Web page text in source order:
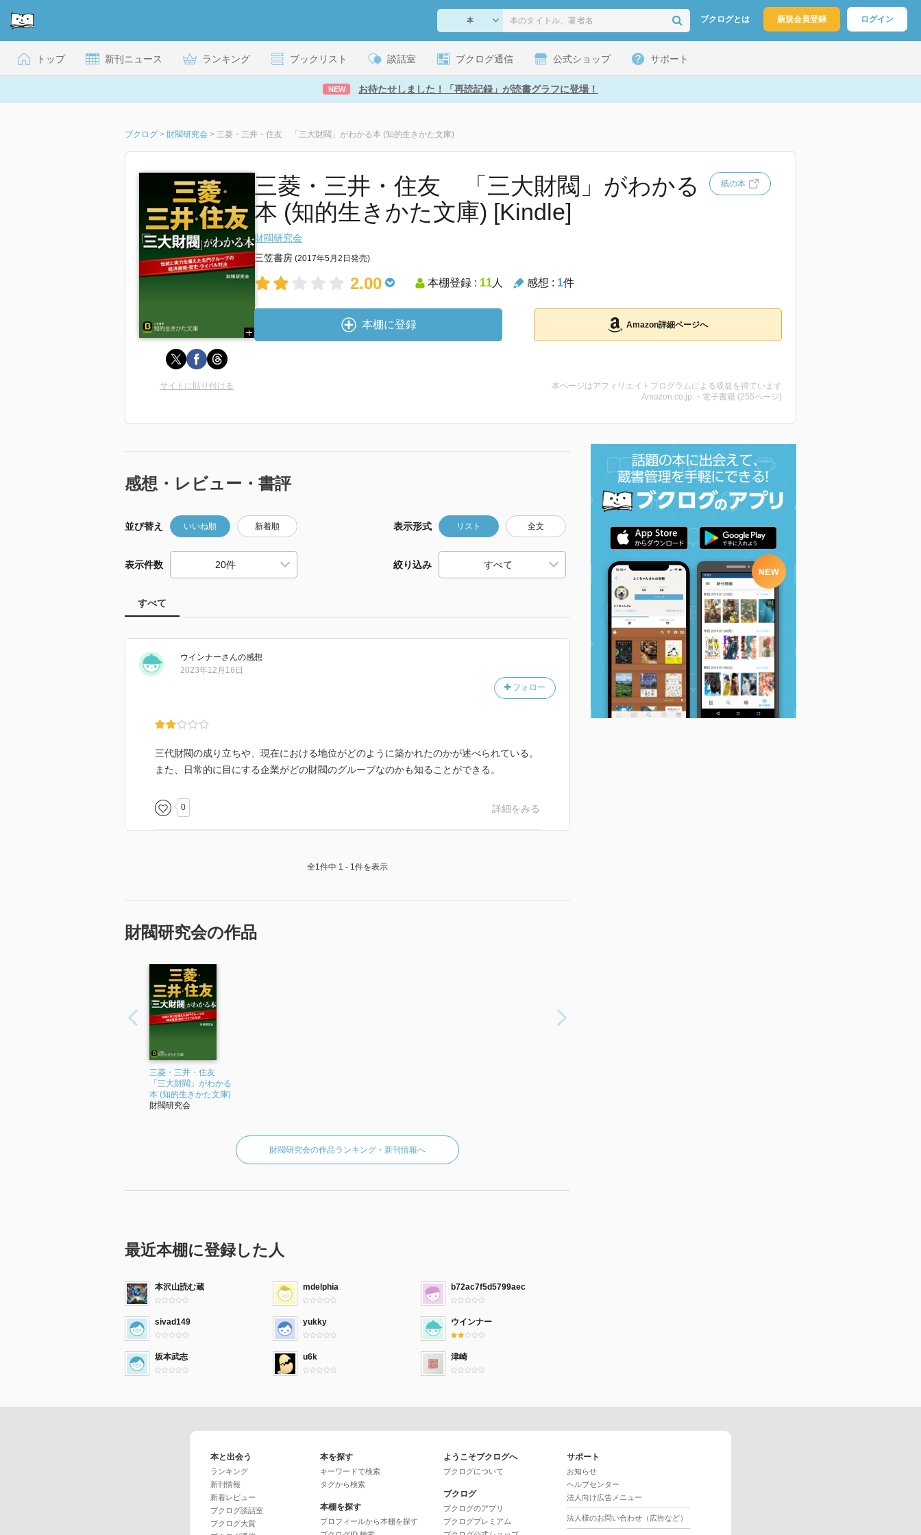
ブクログとは 新規会員登録 ログイン
トップ 新刊ニュース ランキング ブックリスト 談話室 ブクログ通信 公式ショップ サポート
NEW お待たせしました！「再読記録」が読書グラフに登場！
ブクログ > 財閥研究会 > 三菱・三井・住友 「三大財閥」がわかる本 (知的生きかた文庫)
三菱・三井・住友 「三大財閥」がわかる
本 (知的生きかた文庫) [Kindle]
紙の本
財閥研究会
三笠書房 (2017年5月2日発売)
2.00 本棚登録 : 11人 感想 : 1件
本棚に登録 Amazon詳細ページへ
サイトに貼り付ける
本ページはアフィリエイトプログラムによる収益を得ています
Amazon.co.jp ・電子書籍 (255ページ)
感想・レビュー・書評
並び替え いいね順 新着順 表示形式 リスト 全文
表示件数 絞り込み
すべて
ウインナーさんの感想
フォロー
2023年12月16日
三代財閥の成り立ちや、現在における地位がどのように築かれたのかが述べられている。
また、日常的に目にする企業がどの財閥のグループなのかも知ることができる。
0 詳細をみる
全1件中 1 - 1件を表示
財閥研究会の作品
三菱・三井・住友
「三大財閥」がわかる
本 (知的生きかた文庫)
財閥研究会
財閥研究会の作品ランキング・新刊情報へ
最近本棚に登録した人
本沢山読む蔵 mdelphia b72ac7f5d5799aec
sivad149 yukky ウインナー
坂本武志 u6k 津崎
本と出会う
ランキング
新刊情報
新着レビュー
ブクログ談話室
ブクログ大賞
本を探す
キーワードで検索
タグから検索
本棚を探す
プロフィールから本棚を探す
ようこそブクログへ
ブクログについて
ブクログ
ブクログのアプリ
ブクログプレミアム
サポート
お知らせ
ヘルプセンター
法人向け広告メニュー
法人様のお問い合わせ（広告など）